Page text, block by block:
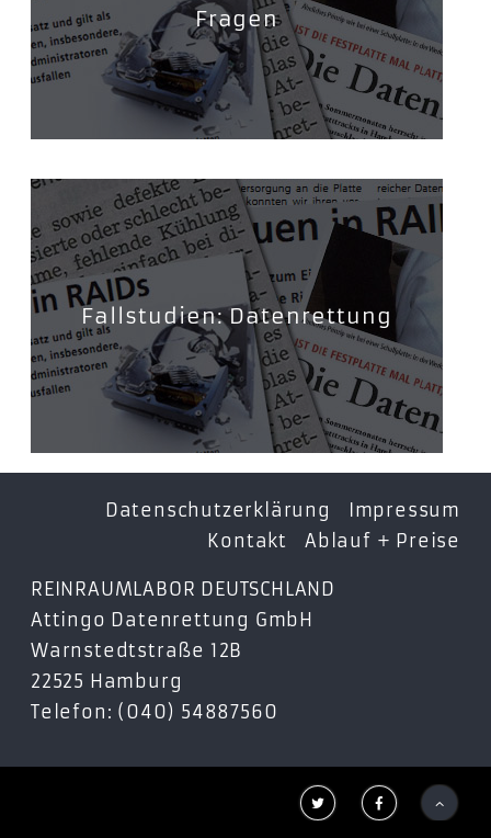
Fragen
Fallstudien: Datenrettung
Datenschutzerklärung
Impressum
Kontakt
Ablauf + Preise
REINRAUMLABOR DEUTSCHLAND
Attingo Datenrettung GmbH
Warnstedtstraße 12B
22525 Hamburg
Telefon: (040) 54887560
  